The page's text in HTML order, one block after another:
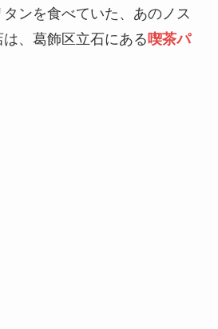
ンを食べていた、あのノス
、葛飾区立石にある 喫茶パ